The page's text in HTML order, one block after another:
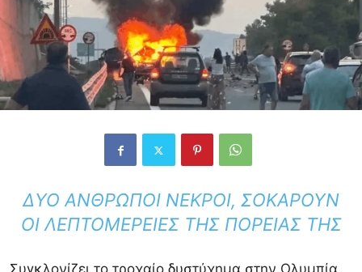
ΔΎΟ ΆΝΘΡΩΠΟΙ ΝΕΚΡΟΊ, ΣΟΚΆΡΟΥΝ
ΟΙ ΛΕΠΤΟΜΈΡΕΙΕΣ ΤΗΣ ΠΟΡΕΊΑΣ ΤΗΣ